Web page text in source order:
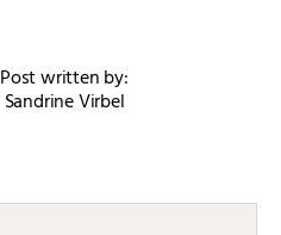
Post written by:
Sandrine Virbel